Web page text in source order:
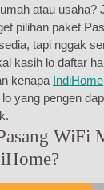
atau usaha?
pilihan paket
tapi nggak
kasih lo daftar
kenapa IndiHome
lo yang pengen
WiFi